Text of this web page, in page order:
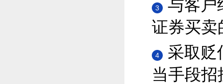
3
与客户
证券买卖
4
采取贬
当手段